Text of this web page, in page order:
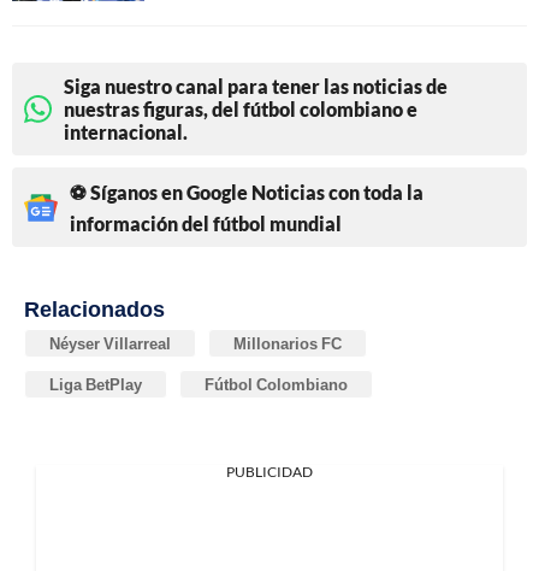
Siga nuestro canal para tener las noticias de
nuestras figuras, del fútbol colombiano e
internacional.
⚽ Síganos en Google Noticias con toda la
información del fútbol mundial
Relacionados
Néyser Villarreal Millonarios FC
Liga BetPlay Fútbol Colombiano
PUBLICIDAD